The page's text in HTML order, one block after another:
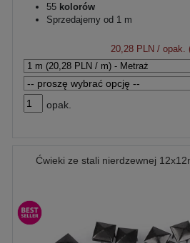
55 kolorów
Sprzedajemy od 1 m
20,28 PLN / opak.
opak.
Ćwieki ze stali nierdzewnej